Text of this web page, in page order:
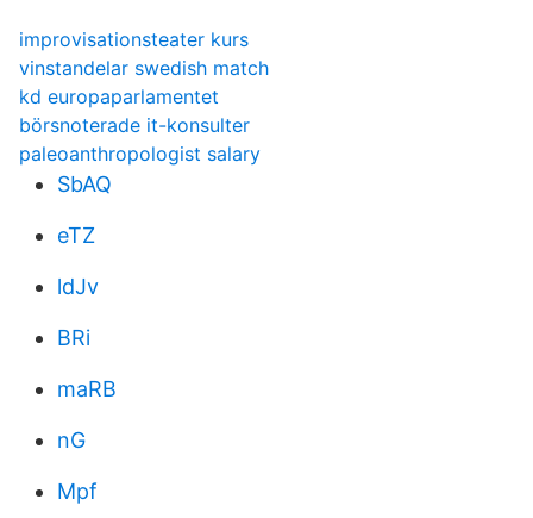
improvisationsteater kurs
vinstandelar swedish match
kd europaparlamentet
börsnoterade it-konsulter
paleoanthropologist salary
SbAQ
eTZ
ldJv
BRi
maRB
nG
Mpf